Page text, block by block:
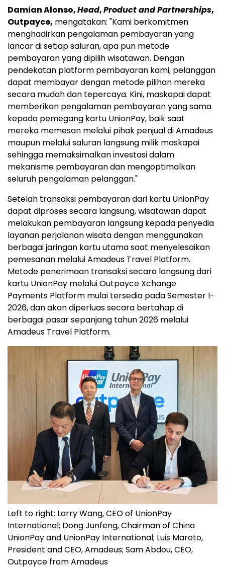
Damian Alonso,Head,Product and Partnerships,
Outpayce, mengatakan: "Kami berkomitmen
menghadirkan pengalaman pembayaran yang
lancar di setiap saluran, apa pun metode
pembayaran yang dipilih wisatawan. Dengan
pendekatan platform pembayaran kami, pelanggan
dapat membayar dengan metode pilihan mereka
secara mudah dan tepercaya. Kini, maskapai dapat
memberikan pengalaman pembayaran yang sama
kepada pemegang kartu UnionPay, baik saat
mereka memesan melalui pihak penjual di Amadeus
maupun melalui saluran langsung milik maskapai
sehingga memaksimalkan investasi dalam
mekanisme pembayaran dan mengoptimalkan
seluruh pengalaman pelanggan."
Setelah transaksi pembayaran dari kartu UnionPay
dapat diproses secara langsung, wisatawan dapat
melakukan pembayaran langsung kepada penyedia
layanan perjalanan wisata dengan menggunakan
berbagai jaringan kartu utama saat menyelesaikan
pemesanan melalui Amadeus Travel Platform.
Metode penerimaan transaksi secara langsung dari
kartu UnionPay melalui Outpayce Xchange
Payments Platform mulai tersedia pada Semester I-
2026, dan akan diperluas secara bertahap di
berbagai pasar sepanjang tahun 2026 melalui
Amadeus Travel Platform.
Left to right: Larry Wang, CEO of UnionPay
International; Dong Junfeng, Chairman of China
UnionPay and UnionPay International; Luis Maroto,
President and CEO, Amadeus; Sam Abdou, CEO,
Outpayce from Amadeus